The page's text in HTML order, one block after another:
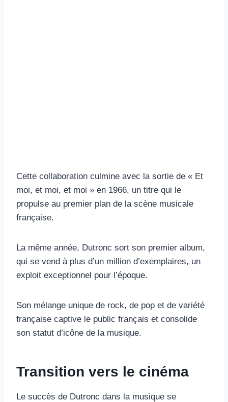
Cette collaboration culmine avec la sortie de « Et
moi, et moi, et moi » en 1966, un titre qui le
propulse au premier plan de la scène musicale
française.
La même année, Dutronc sort son premier album,
qui se vend à plus d’un million d’exemplaires, un
exploit exceptionnel pour l’époque.
Son mélange unique de rock, de pop et de variété
française captive le public français et consolide
son statut d’icône de la musique.
Transition vers le cinéma
Le succès de Dutronc dans la musique se